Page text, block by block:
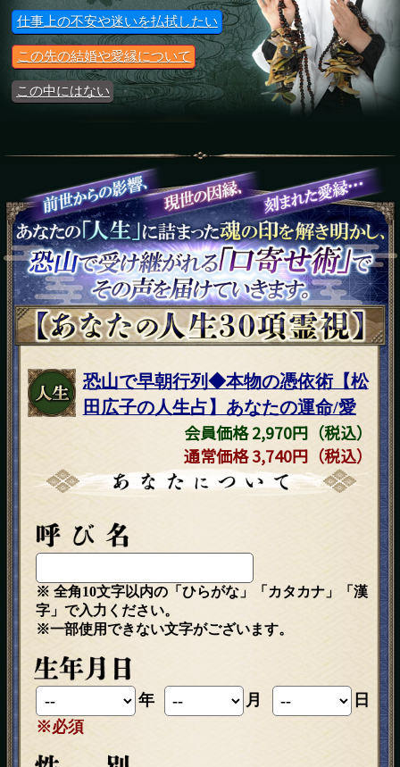
仕事上の不安や迷いを払拭したい
この先の結婚や愛縁について
この中にはない
恐山で早朝行列◆本物の憑依術【松
田広子の人生占】あなたの運命/愛
会員価格 2,970円（税込）
通常価格 3,740円（税込）
※ 全角10文字以内の「ひらがな」「カタカナ」「漢
字」で入力ください。
※一部使用できない文字がございます。
年 月
日
※必須